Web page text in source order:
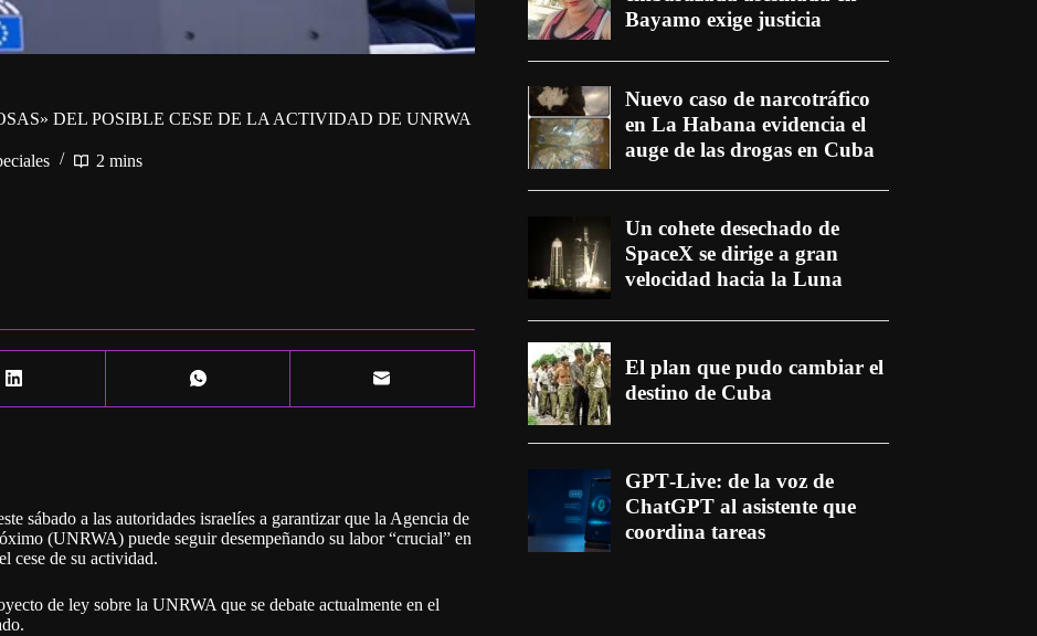
DEL POSIBLE CESE DE LA ACTIVIDAD DE UNRWA
2 mins
sábado a las autoridades israelíes a garantizar que la Agencia de
(UNRWA) puede seguir desempeñando su labor “crucial” en
cese de su actividad.
de ley sobre la UNRWA que se debate actualmente en el